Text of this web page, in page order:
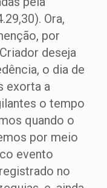
Ora,
por
deseja
o dia de
exorta a
o tempo
quando o
por meio
evento
no